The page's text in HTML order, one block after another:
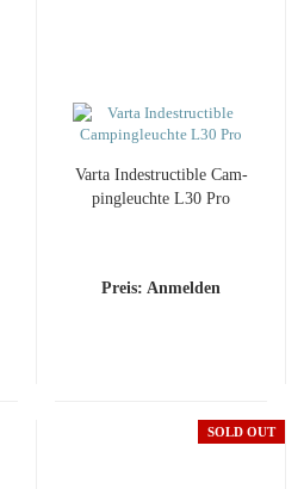
Varta In­de­st­ruc­ti­ble Cam­
pingleuch­te L30 Pro
Preis: Anmelden
SOLD OUT